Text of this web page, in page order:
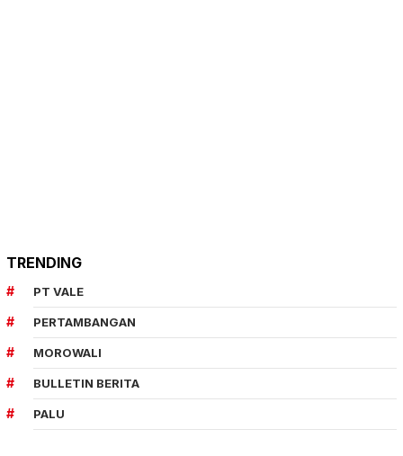
TRENDING
PT VALE
PERTAMBANGAN
MOROWALI
BULLETIN BERITA
PALU